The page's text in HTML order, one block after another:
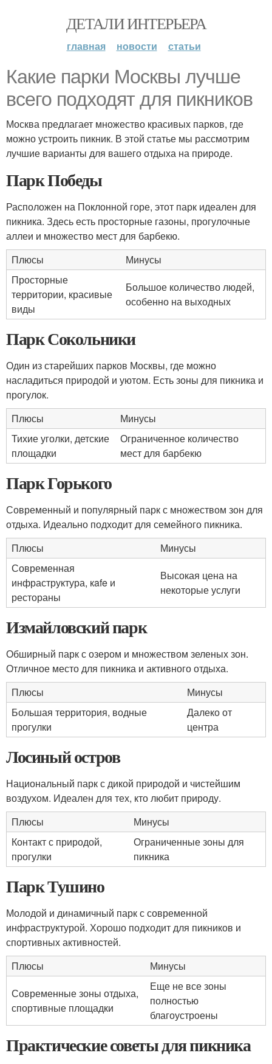
ДЕТАЛИ ИНТЕРЬЕРА
главная новости статьи
Какие парки Москвы лучше
всего подходят для пикников
Москва предлагает множество красивых парков, где
можно устроить пикник. В этой статье мы рассмотрим
лучшие варианты для вашего отдыха на природе.
Парк Победы
Расположен на Поклонной горе, этот парк идеален для
пикника. Здесь есть просторные газоны, прогулочные
аллеи и множество мест для барбекю.
Плюсы
Минусы
Просторные
территории, красивые
виды
Большое количество людей,
особенно на выходных
Парк Сокольники
Один из старейших парков Москвы, где можно
насладиться природой и уютом. Есть зоны для пикника и
прогулок.
Плюсы
Минусы
Тихие уголки, детские
площадки
Ограниченное количество
мест для барбекю
Парк Горького
Современный и популярный парк с множеством зон для
отдыха. Идеально подходит для семейного пикника.
Плюсы
Минусы
Современная
инфраструктура, кafe и
рестораны
Высокая цена на
некоторые услуги
Измайловский парк
Обширный парк с озером и множеством зеленых зон.
Отличное место для пикника и активного отдыха.
Плюсы
Минусы
Большая территория, водные
прогулки
Далеко от
центра
Лосиный остров
Национальный парк с дикой природой и чистейшим
воздухом. Идеален для тех, кто любит природу.
Плюсы
Минусы
Контакт с природой,
прогулки
Ограниченные зоны для
пикника
Парк Тушино
Молодой и динамичный парк с современной
инфраструктурой. Хорошо подходит для пикников и
спортивных активностей.
Плюсы
Минусы
Современные зоны отдыха,
спортивные площадки
Еще не все зоны
полностью
благоустроены
Практические советы для пикника